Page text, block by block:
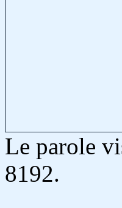
Le parole
8192.